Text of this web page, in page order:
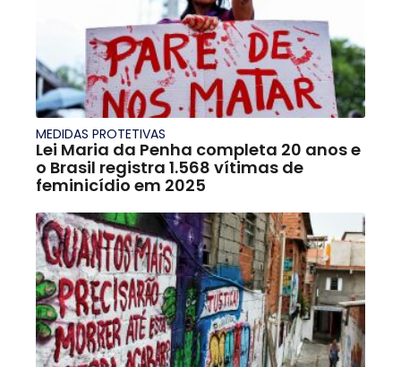
MEDIDAS PROTETIVAS
Lei Maria da Penha completa 20 anos e
o Brasil registra 1.568 vítimas de
feminicídio em 2025